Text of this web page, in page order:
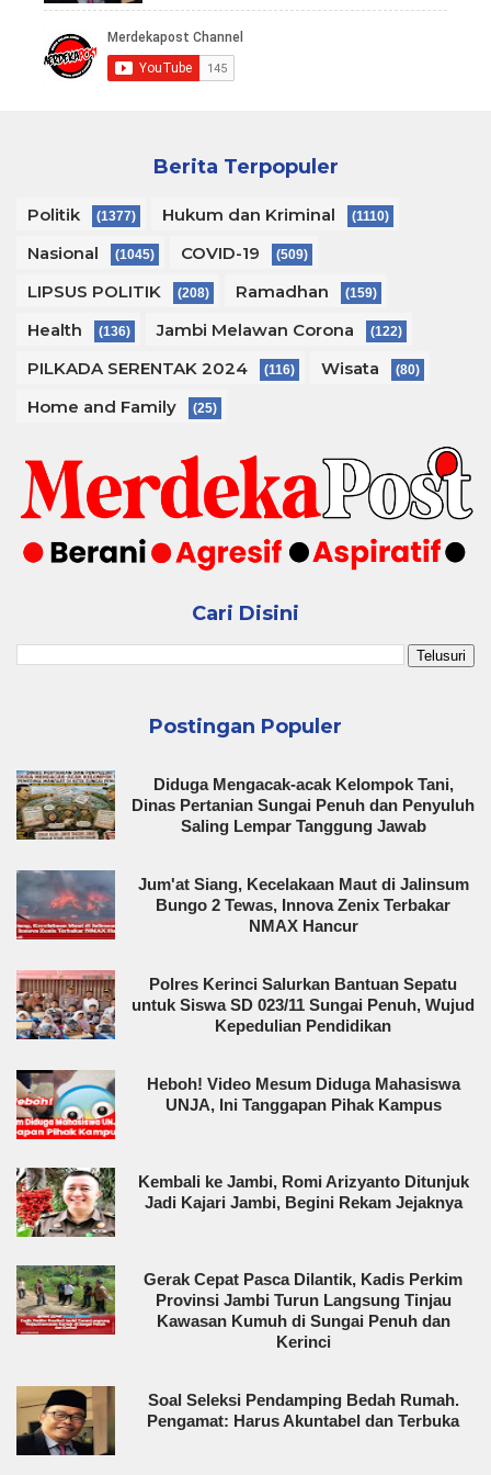
Berita Terpopuler
Politik (1377) Hukum dan Kriminal (1110)
Nasional (1045) COVID-19 (509)
LIPSUS POLITIK (208) Ramadhan (159)
Health (136) Jambi Melawan Corona (122)
PILKADA SERENTAK 2024 (116) Wisata (80)
Home and Family (25)
Cari Disini
Postingan Populer
Diduga Mengacak-acak Kelompok Tani,
Dinas Pertanian Sungai Penuh dan Penyuluh
Saling Lempar Tanggung Jawab
Jum'at Siang, Kecelakaan Maut di Jalinsum
Bungo 2 Tewas, Innova Zenix Terbakar
NMAX Hancur
Polres Kerinci Salurkan Bantuan Sepatu
untuk Siswa SD 023/11 Sungai Penuh, Wujud
Kepedulian Pendidikan
Heboh! Video Mesum Diduga Mahasiswa
UNJA, Ini Tanggapan Pihak Kampus
Kembali ke Jambi, Romi Arizyanto Ditunjuk
Jadi Kajari Jambi, Begini Rekam Jejaknya
Gerak Cepat Pasca Dilantik, Kadis Perkim
Provinsi Jambi Turun Langsung Tinjau
Kawasan Kumuh di Sungai Penuh dan
Kerinci
Soal Seleksi Pendamping Bedah Rumah.
Pengamat: Harus Akuntabel dan Terbuka